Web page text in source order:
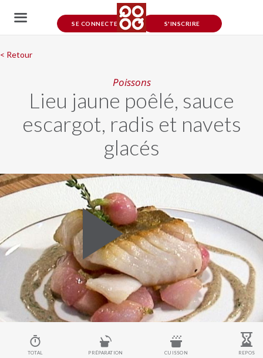
SE CONNECTER S'INSCRIRE
< Retour
Poissons
Lieu jaune poêlé, sauce
escargot, radis et navets
glacés
Play
Video
TOTAL PRÉPARATION CUISSON REPOS